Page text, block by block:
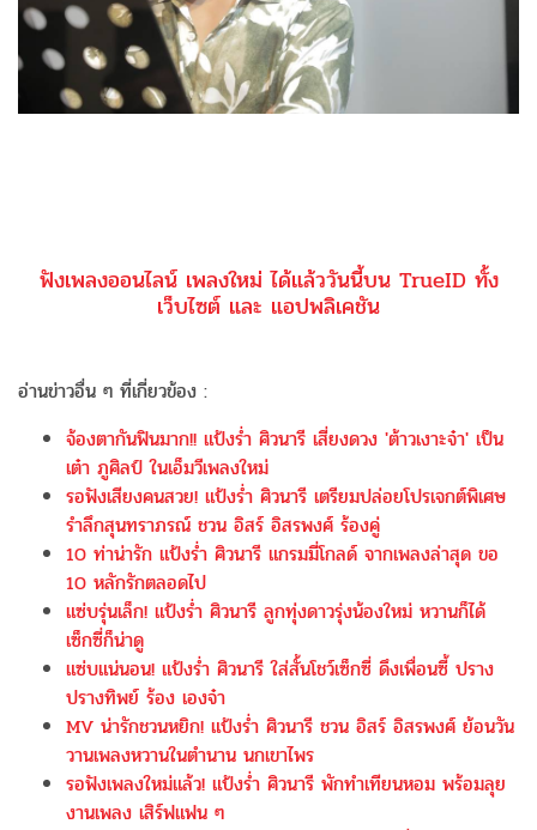
ฟังเพลงออนไลน์ เพลงใหม่ ได้แล้ววันนี้บน TrueID ทั้ง
เว็บไซต์ และ แอปพลิเคชัน
อ่านข่าวอื่น ๆ ที่เกี่ยวข้อง :
จ้องตากันฟินมาก!! แป้งร่ำ ศิวนารี เสี่ยงดวง 'ต้าวเงาะจ๋า' เป็น
เต๋า ภูศิลป์ ในเอ็มวีเพลงใหม่
รอฟังเสียงคนสวย! แป้งร่ำ ศิวนารี เตรียมปล่อยโปรเจกต์พิเศษ
รำลึกสุนทราภรณ์ ชวน อิสร์ อิสรพงศ์ ร้องคู่
10 ท่าน่ารัก แป้งร่ำ ศิวนารี แกรมมี่โกลด์ จากเพลงล่าสุด ขอ
10 หลักรักตลอดไป
แซ่บรุ่นเล็ก! แป้งร่ำ ศิวนารี ลูกทุ่งดาวรุ่งน้องใหม่ หวานก็ได้
เซ็กซี่ก็น่าดู
แซ่บแน่นอน! แป้งร่ำ ศิวนารี ใส่สั้นโชว์เซ็กซี่ ดึงเพื่อนซี้ ปราง
ปรางทิพย์ ร้อง เองจ๋า
MV น่ารักชวนหยิก! แป้งร่ำ ศิวนารี ชวน อิสร์ อิสรพงศ์ ย้อนวัน
วานเพลงหวานในตำนาน นกเขาไพร
รอฟังเพลงใหม่แล้ว! แป้งร่ำ ศิวนารี พักทำเทียนหอม พร้อมลุย
งานเพลง เสิร์ฟแฟน ๆ